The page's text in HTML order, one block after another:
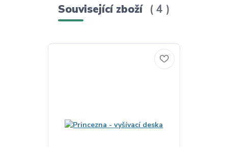
Související zboží 4